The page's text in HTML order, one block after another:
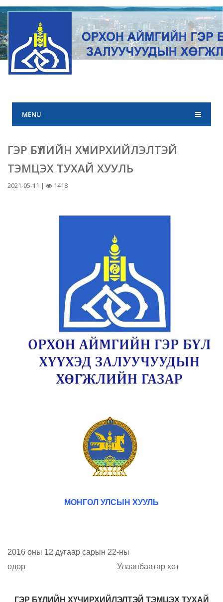
MENU
ГЭР БҮЛИЙН ХҮЧИРХИЙЛЭЛТЭЙ
ТЭМЦЭХ ТУХАЙ ХУУЛЬ
2021-05-11 | 1418
МОНГОЛ УЛСЫН ХУУЛЬ
2016 оны 12 дугаар сарын 22-ны
өдөр Улаанбаатар хот
ГЭР БҮЛИЙН ХҮЧИРХИЙЛЭЛТЭЙ ТЭМЦЭХ ТУХАЙ